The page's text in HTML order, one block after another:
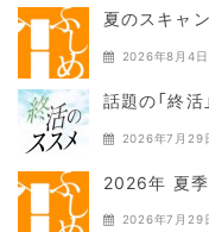
夏のスキャ
2026年8月4日
話題の「終
2026年7月29
2026年 夏
2026年7月29